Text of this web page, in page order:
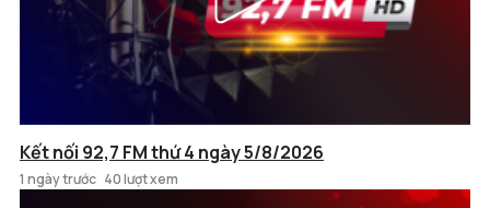
Kết nối 92,7 FM thứ 4 ngày 5/8/2026
1 ngày trước 40 lượt xem